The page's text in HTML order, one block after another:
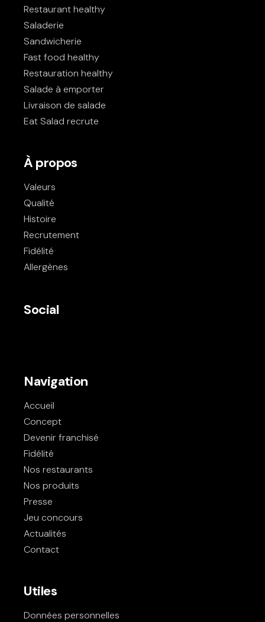
Restaurant healthy
Saladerie
Sandwicherie
Fast food healthy
Restauration healthy
Salade à emporter
Livraison de salade
Eat Salad recrute
À propos
Valeurs
Qualité
Histoire
Recrutement
Fidélité
Allergènes
Social
Navigation
Accueil
Concept
Devenir franchisé
Fidélité
Nos restaurants
Nos produits
Presse
Jeu concours
Actualités
Contact
Utiles
Données personnelles